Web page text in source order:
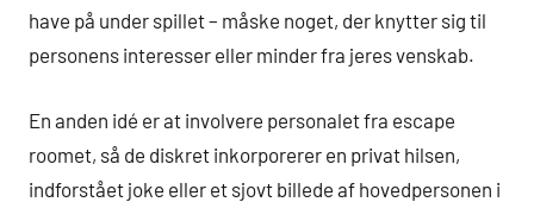
have på under spillet – måske noget, der knytter sig til
personens interesser eller minder fra jeres venskab.
En anden idé er at involvere personalet fra escape
roomet, så de diskret inkorporerer en privat hilsen,
indforstået joke eller et sjovt billede af hovedpersonen i